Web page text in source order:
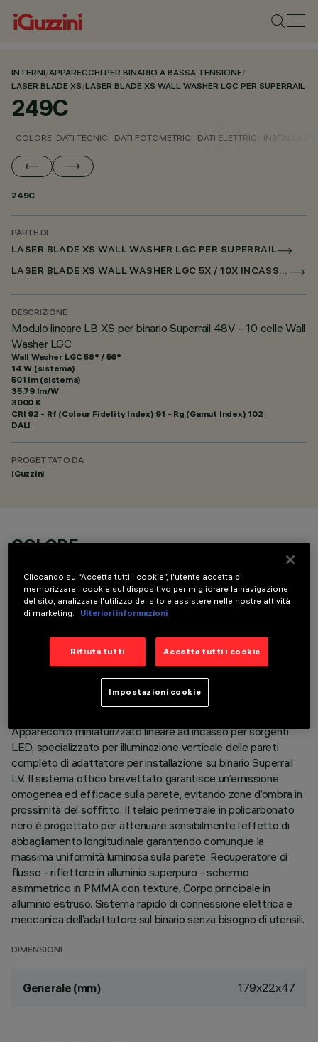
INTERNI/APPARECCHI PER BINARIO A BASSA TENSIONE/
LASER BLADE XS/LASER BLADE XS WALL WASHER LGC PER SUPERRAIL
249C
COLORE DATI TECNICI DATI FOTOMETRICI DATI ELETTRICI
249C
PARTE DI
LASER BLADE XS WALL WASHER LGC PER SUPERRAIL
LASER BLADE XS WALL WASHER LGC 5X / 10X INCASSO PER SUPERRAIL DALI POWERLINE
DESCRIZIONE
Modulo lineare LB XS per binario Superrail 48V - 10 celle Wall
Washer LGC
Wall Washer LGC 58° / 56°
14 W (sistema)
501 lm (sistema)
35.79 lm/W
3000 K
CRI 92 - Rf (Colour Fidelity Index) 91 - Rg (Gamut Index) 102
DALI
PROGETTATO DA
iGuzzini
COLORE
DATI TECNICI
ULTIMO AGGIORNAMENTO: 07/08/2026
Apparecchio miniaturizzato lineare ad incasso per sorgenti
LED, specializzato per illuminazione verticale delle pareti
completo di adattatore per installazione su binario Superrail
LV. Il sistema ottico brevettato garantisce un’emissione
omogenea ed efficace sulla parete, evitando zone d’ombra in
prossimità del soffitto. Il telaio perimetrale in policarbonato
nero è progettato per attenuare sensibilmente l’effetto di
abbagliamento longitudinale garantendo comunque la
massima uniformità luminosa sulla parete. Recuperatore di
flusso - riflettore in alluminio superpuro - schermo
asimmetrico in PMMA con texture. Corpo principale in
alluminio estruso. Sistema rapido di connessione elettrica e
meccanica dell’adattatore sul binario senza bisogno di utensili.
DIMENSIONI
Generale (mm) 179x22x47
Cliccando su “Accetta tutti i cookie”, l'utente accetta di
memorizzare i cookie sul dispositivo per migliorare la navigazione
del sito, analizzare l'utilizzo del sito e assistere nelle nostre attività
di marketing.
Ulteriori informazioni
Rifiuta tutti Accetta tutti i cookie
Impostazioni cookie